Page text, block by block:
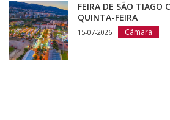
FEIRA DE SÃO TIAGO
QUINTA-FEIRA
15-07-2026 Câmara